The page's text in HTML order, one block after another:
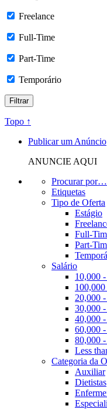
Freelance
Full-Time
Part-Time
Temporário
Topo ↑
Publicar um Anúncio
ANUNCIE AQUI
Procurar por…
Etiquetas
Tipo de Oferta
Estágio
Full-
Part-
Salário
10,000
20,000
30,000
40,000
60,000
80,000
Less
Categoria da
Auxiliar
Dietistas